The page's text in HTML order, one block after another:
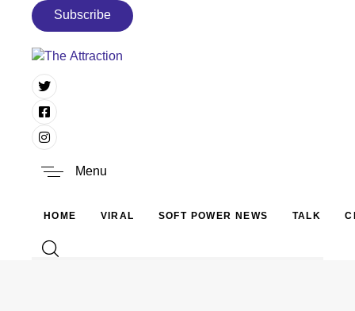
Skip links
Skip to primary navigation
Skip to content
Subscribe
Menu
HOME VIRAL SOFT POWER NEWS TALK
Type and hit enter